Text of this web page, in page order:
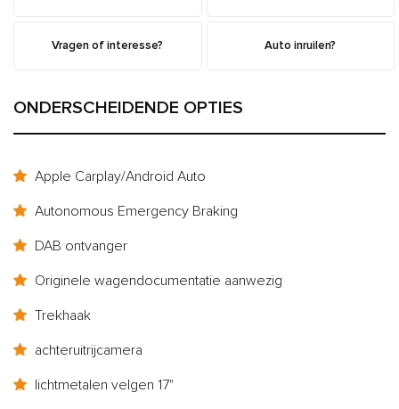
Vragen of interesse? Auto inruilen?
ONDERSCHEIDENDE OPTIES
Apple Carplay/Android Auto
Autonomous Emergency Braking
DAB ontvanger
Originele wagendocumentatie aanwezig
Trekhaak
achteruitrijcamera
lichtmetalen velgen 17"